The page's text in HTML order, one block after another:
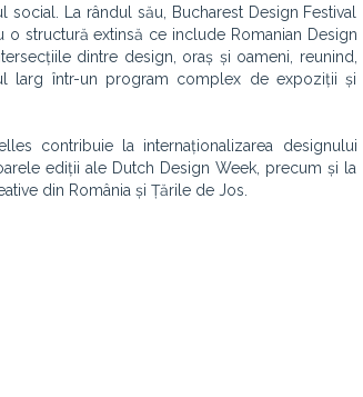
La rândul său, Bucharest Design Festival
structură extinsă ce include Romanian Design
dintre design, oraș și oameni, reunind,
larg într-un program complex de expoziții și
contribuie la internaționalizarea designului
ediții ale Dutch Design Week, precum și la
din România și Țările de Jos.